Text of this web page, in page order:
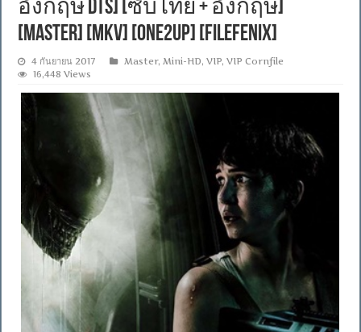
อังกฤษ DTS] [ซับไทย + อังกฤษ]
[MASTER] [MKV] [ONE2UP] [Filefenix]
4 กันยายน 2017 Master,Mini-HD,VIP,VIP Cornfile
16,448 Views